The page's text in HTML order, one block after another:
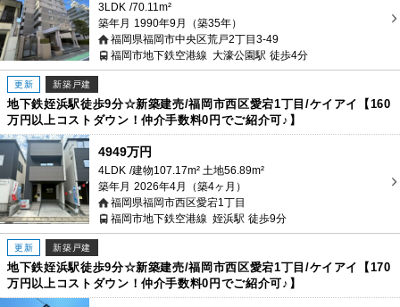
3LDK 70.11m²
築年月 1990年9月（築35年）
福岡県福岡市中央区荒戸2丁目3-49
福岡市地下鉄空港線 大濠公園駅 徒歩4分
更新 新築戸建
地下鉄姪浜駅徒歩9分☆新築建売/福岡市西区愛宕1丁目/ケイアイ【160
万円以上コストダウン！仲介手数料0円でご紹介可♪】
4LDK 建物107.17m² 土地56.89m²
築年月 2026年4月（築4ヶ月）
福岡県福岡市西区愛宕1丁目
福岡市地下鉄空港線 姪浜駅 徒歩9分
4949万円
更新 新築戸建
地下鉄姪浜駅徒歩9分☆新築建売/福岡市西区愛宕1丁目/ケイアイ【170
万円以上コストダウン！仲介手数料0円でご紹介可♪】